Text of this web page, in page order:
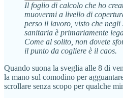
Il foglio di calcolo che ho
muovermi a livello di
perso il lavoro, visto che
sanitaria è primariamente
Come al solito, non dovete
il punto da cogliere è il caos.
Quando suona la sveglia alle 8 di
la mano sul comodino per
scrollare senza scopo per qualche